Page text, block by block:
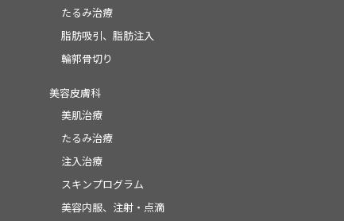
たるみ治療
脂肪吸引、脂肪注入
輪郭骨切り
美容皮膚科
美肌治療
たるみ治療
注入治療
スキンプログラム
美容内服、注射・点滴